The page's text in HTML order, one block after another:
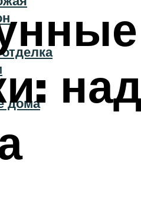
дома